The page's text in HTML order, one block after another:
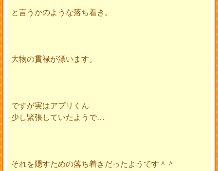
と言うかのような落ち着き。
大物の貫禄が漂います。
ですが実はアプリくん
少し緊張していたようで…
それを隠すための落ち着きだったようです＾＾